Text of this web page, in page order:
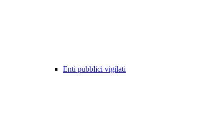
Enti pubblici vigilati